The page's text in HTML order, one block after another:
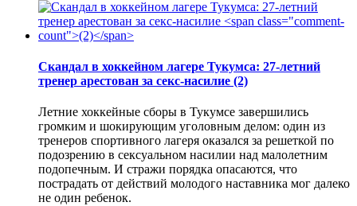
Скандал в хоккейном лагере Тукумса: 27-летний
тренер арестован за секс-насилие (2)
Летние хоккейные сборы в Тукумсе завершились
громким и шокирующим уголовным делом: один из
тренеров спортивного лагеря оказался за решеткой по
подозрению в сексуальном насилии над малолетним
подопечным. И стражи порядка опасаются, что
пострадать от действий молодого наставника мог далеко
не один ребенок.